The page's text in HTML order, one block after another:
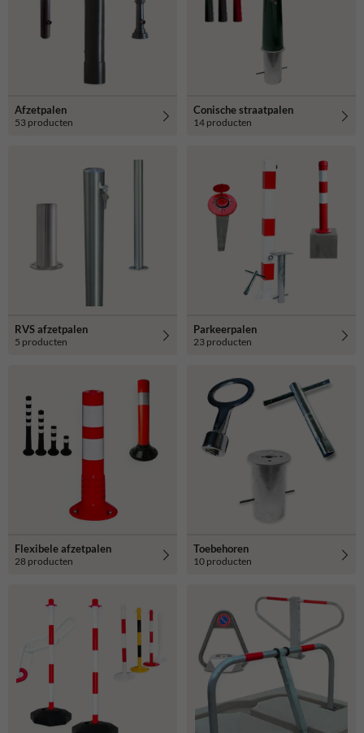
Afzetpalen
53 producten
Conische straatpalen
14 producten
RVS afzetpalen
5 producten
Parkeerpalen
23 producten
Flexibele afzetpalen
28 producten
Toebehoren
10 producten